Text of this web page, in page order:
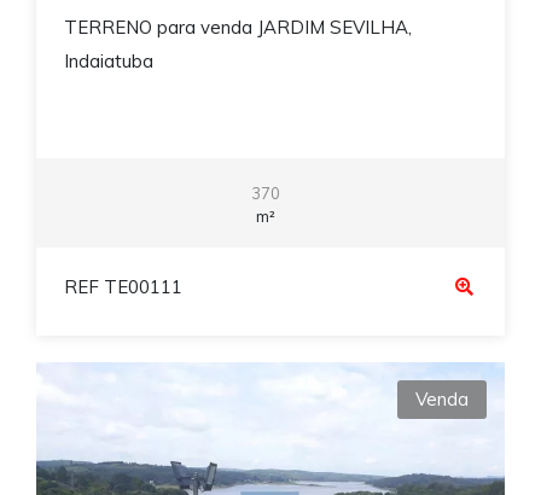
TERRENO para venda JARDIM SEVILHA,
Indaiatuba
370
m²
REF TE00111
Venda